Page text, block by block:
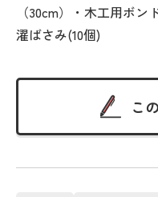
（30cm）・木工用ボ
濯ばさみ(10個)
こ